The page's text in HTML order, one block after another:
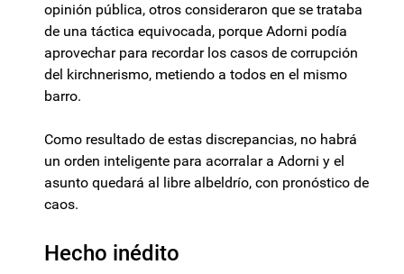
opinión pública, otros consideraron que se trataba
de una táctica equivocada, porque Adorni podía
aprovechar para recordar los casos de corrupción
del kirchnerismo, metiendo a todos en el mismo
barro.
Como resultado de estas discrepancias, no habrá
un orden inteligente para acorralar a Adorni y el
asunto quedará al libre albeldrío, con pronóstico de
caos.
Hecho inédito